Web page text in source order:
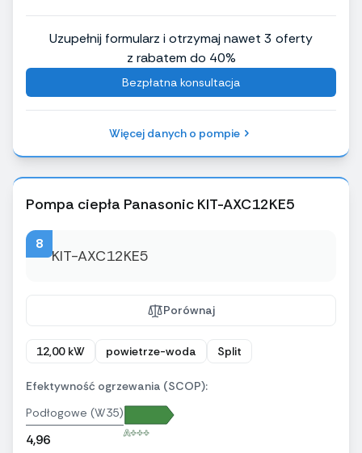
Uzupełnij formularz i otrzymaj nawet 3 oferty
z rabatem do 40%
Bezpłatna konsultacja
Więcej danych o pompie
Pompa ciepła Panasonic KIT-AXC12KE5
8
Porównaj
12,00 kW powietrze-woda Split
Efektywność ogrzewania (SCOP):
Podłogowe (W35)
4,96 A+++